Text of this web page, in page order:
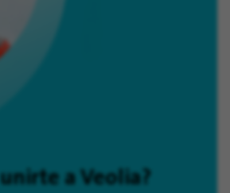
a Veolia?